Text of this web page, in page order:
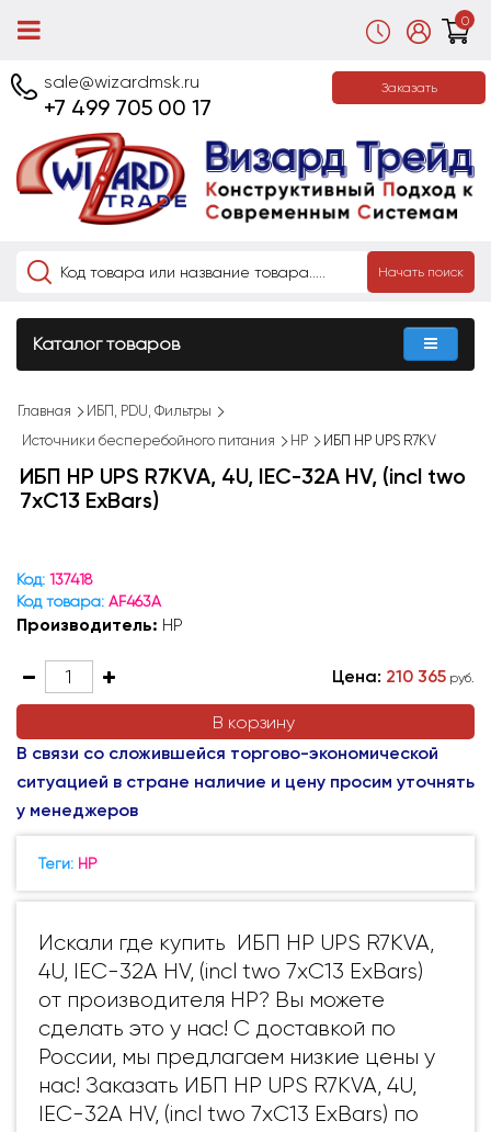
0
sale@wizardmsk.ru
+7 499 705 00 17
Заказать
Начать поиск
Каталог товаров
Главная
ИБП, PDU, Фильтры
Источники бесперебойного питания
HP ИБП HP UPS R7KV
ИБП HP UPS R7KVA, 4U, IEC-32A HV, (incl two
7xC13 ExBars)
Код: 137418
Код товара: AF463A
Производитель: HP
В корзину
Цена: 210 365 руб.
В связи со сложившейся торгово-экономической
ситуацией в стране наличие и цену просим уточнять
у менеджеров
Теги: HP
Искали где купить ИБП HP UPS R7KVA,
4U, IEC-32A HV, (incl two 7xC13 ExBars)
от производителя HP? Вы можете
сделать это у нас! С доставкой по
России, мы предлагаем низкие цены у
нас! Заказать ИБП HP UPS R7KVA, 4U,
IEC-32A HV, (incl two 7xC13 ExBars) по